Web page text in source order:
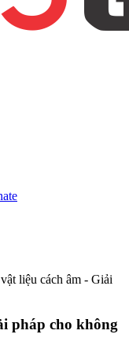
liệu cách âm - Giải
pháp cho không